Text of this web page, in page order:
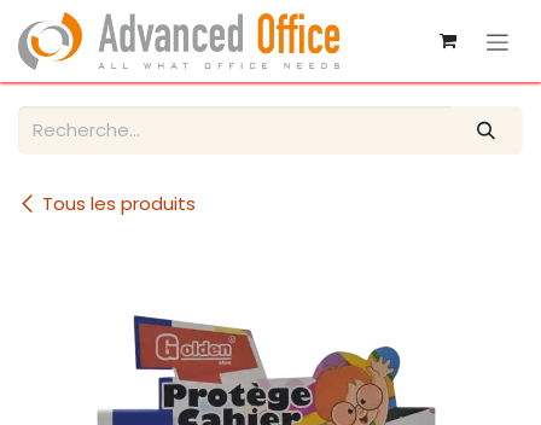
Se rendre au contenu
Tous les produits